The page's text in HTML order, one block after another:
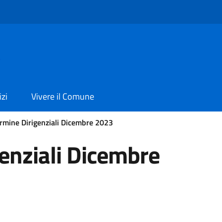
Vivere il Comune
Dirigenziali Dicembre 2023
Dicembre